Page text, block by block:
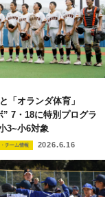
「オランダ体育」
” 7・18に特別プログラ
3~小6対象
チーム情報 2026.6.16